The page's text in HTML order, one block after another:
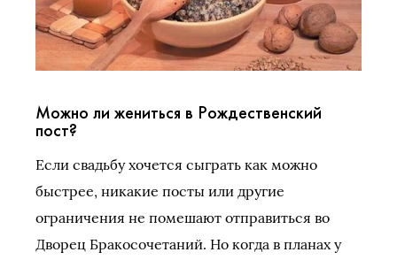
Можно ли жениться в Рождественский
пост?
Если свадьбу хочется сыграть как можно
быстрее, никакие посты или другие
ограничения не помешают отправиться во
Дворец Бракосочетаний. Но когда в планах у